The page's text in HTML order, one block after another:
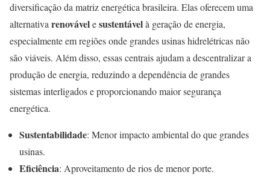
diversificação da matriz energética brasileira. Elas oferecem uma
alternativa renovávelesustentávelà geração de energia,
especialmente em regiões onde grandes usinas hidrelétricas não
são viáveis. Além disso, essas centrais ajudam a descentralizar a
produção de energia, reduzindo a dependência de grandes
sistemas interligados e proporcionando maior segurança
energética.
Sustentabilidade: Menor impacto ambiental do que grandes
usinas.
Eficiência: Aproveitamento de rios de menor porte.